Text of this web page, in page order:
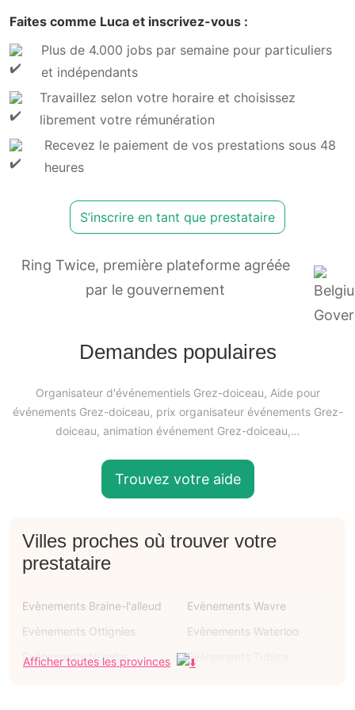
Faites comme Luca et inscrivez-vous :
Plus de 4.000 jobs par semaine pour particuliers
et indépendants
Travaillez selon votre horaire et choisissez
librement votre rémunération
Recevez le paiement de vos prestations sous 48
heures
S’inscrire en tant que prestataire
Ring Twice, première plateforme agréée
par le gouvernement
Demandes populaires
Organisateur d'événementiels Grez-doiceau, Aide pour
événements Grez-doiceau, prix organisateur événements Grez-
doiceau, animation événement Grez-doiceau,…
Trouvez votre aide
Villes proches où trouver votre
prestataire
Evènements Braine-l'alleud
Evènements Wavre
Evènements Ottignies
Evènements Waterloo
Evènements Nivelles
Evènements Tubize
Afficher toutes les provinces